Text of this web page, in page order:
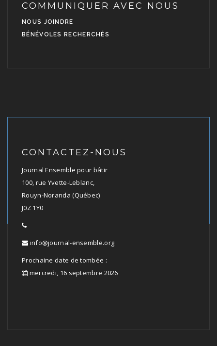
COMMUNIQUER AVEC NOUS
NOUS JOINDRE
BÉNÉVOLES RECHERCHÉS
CONTACTEZ-NOUS
Journal Ensemble pour bâtir
100, rue Yvette-Leblanc,
Rouyn-Noranda (Québec)
J0Z 1Y0
info@journal-ensemble.org
Prochaine date de tombée :
mercredi, 16 septembre 2026